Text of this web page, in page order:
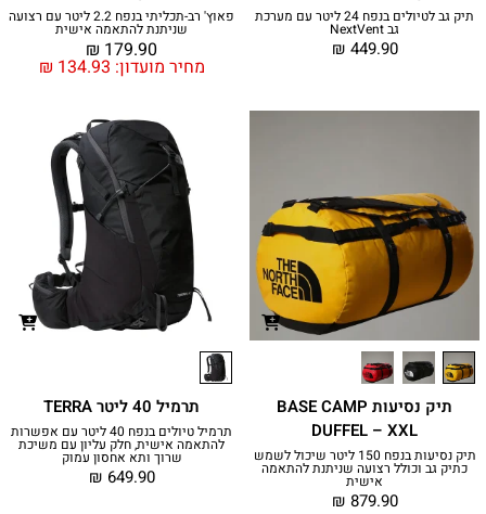
תיק גב לטיולים בנפח 24 ליטר עם מערכת
גב NextVent
₪ 449.90
פאוץ' רב-תכליתי בנפח 2.2 ליטר עם רצועה
שניתנת להתאמה אישית
מחיר מועדון: ₪ 134.93
₪ 179.90
תיק נסיעות BASE CAMP
DUFFEL – XXL
תיק נסיעות בנפח 150 ליטר שיכול לשמש
כתיק גב וכולל רצועה שניתנת להתאמה
אישית
₪ 879.90
תרמיל 40 ליטר TERRA
תרמיל טיולים בנפח 40 ליטר עם אפשרות
להתאמה אישית, חלק עליון עם משיכת
שרוך ותא אחסון עמוק
₪ 649.90